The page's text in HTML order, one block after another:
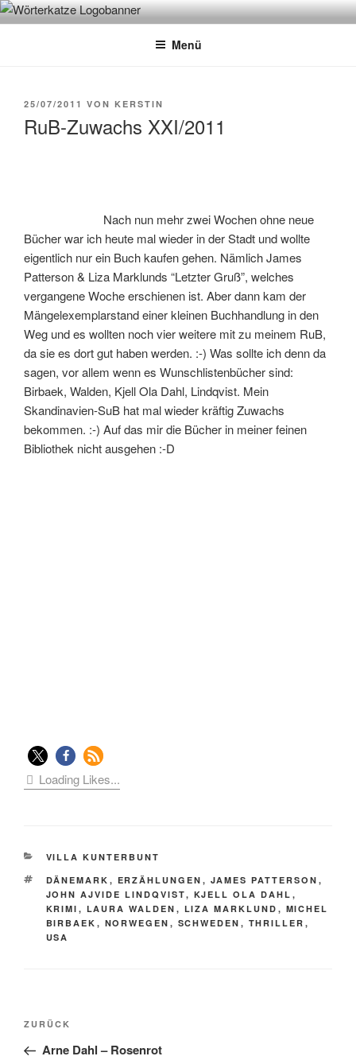
Zum
InhaltWÖRTERKATZE
Von Büchern erzählen
Menü
VERÖFFENTLICHT
25/07/2011 VON KERSTIN
RuB-Zuwachs XXI/2011
Nach nun mehr zwei Wochen ohne neue
Bücher war ich heute mal wieder in der Stadt und wollte
eigentlich nur ein Buch kaufen gehen. Nämlich James
Patterson & Liza Marklunds “Letzter Gruß”, welches
vergangene Woche erschienen ist. Aber dann kam der
Mängelexemplarstand einer kleinen Buchhandlung in den
Weg und es wollten noch vier weitere mit zu meinem RuB,
da sie es dort gut haben werden. :-) Was sollte ich denn da
sagen, vor allem wenn es Wunschlistenbücher sind:
Birbaek, Walden, Kjell Ola Dahl, Lindqvist. Mein
Skandinavien-SuB hat mal wieder kräftig Zuwachs
bekommen. :-) Auf das mir die Bücher in meiner feinen
Bibliothek nicht ausgehen :-D
Loading Likes...
KATEGORIEN
VILLA KUNTERBUNT
SCHLAGWÖRTER
DÄNEMARK , ERZÄHLUNGEN , JAMES PATTERSON ,
JOHN AJVIDE LINDQVIST, KJELL OLA DAHL ,
KRIMI , LAURA WALDEN , LIZA MARKLUND , MICHEL
BIRBAEK , NORWEGEN , SCHWEDEN , THRILLER ,
USA
Beitragsnavigation
Vorheriger
Beitrag
ZURÜCK
Arne Dahl – Rosenrot